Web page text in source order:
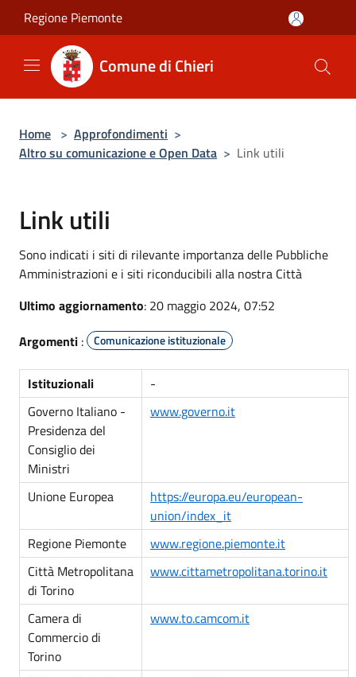
Salta al contenuto principale
Regione Piemonte
Comune di Chieri
Home > Approfondimenti >
Altro su comunicazione e Open Data > Link utili
Link utili
Sono indicati i siti di rilevante importanza delle Pubbliche
Amministrazioni e i siti riconducibili alla nostra Città
Ultimo aggiornamento: 20 maggio 2024, 07:52
Argomenti : Comunicazione istituzionale
Istituzionali
-
Governo Italiano -
Presidenza del
Consiglio dei
Ministri
www.governo.it
Unione Europea
https://europa.eu/european-
union/index_it
Regione Piemonte
www.regione.piemonte.it
Città Metropolitana
di Torino
www.cittametropolitana.torino.it
Camera di
Commercio di
Torino
www.to.camcom.it